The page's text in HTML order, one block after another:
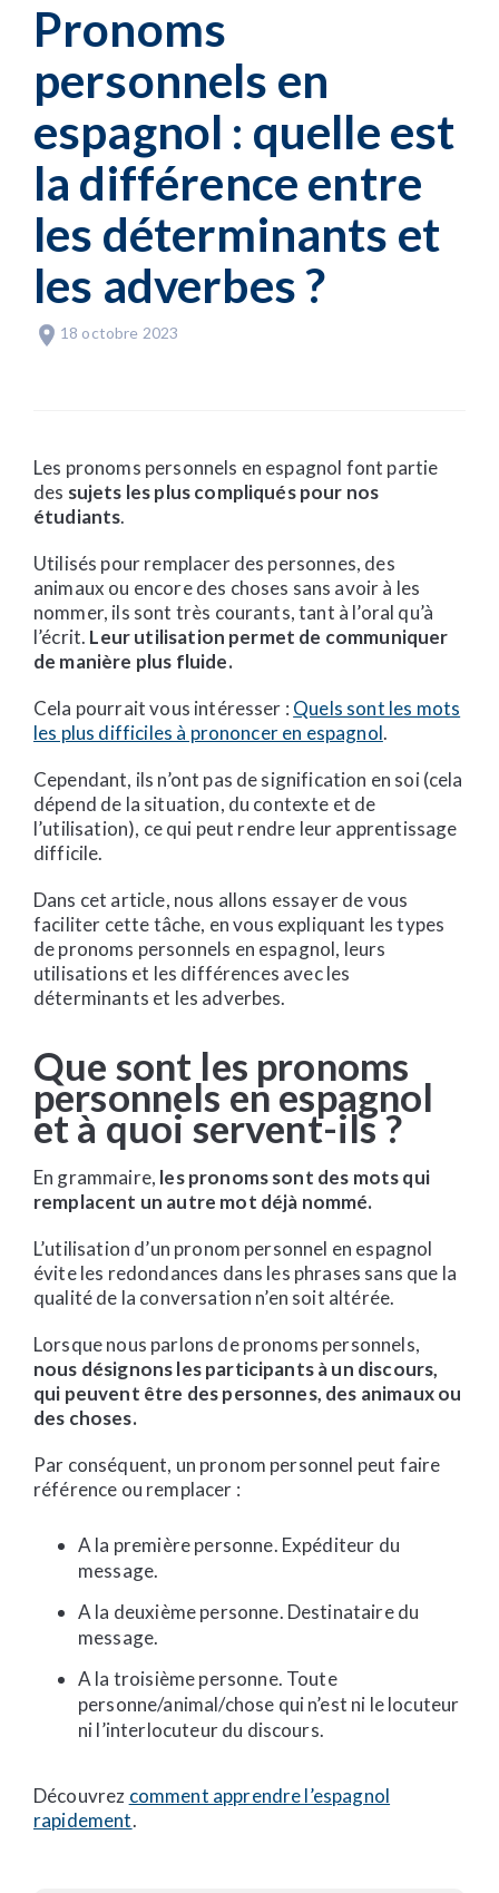
Pronoms
personnels en
espagnol : quelle est
la différence entre
les déterminants et
les adverbes ?
18 octobre 2023
Les pronoms personnels en espagnol font partie
des sujets les plus compliqués pour nos
étudiants.
Utilisés pour remplacer des personnes, des
animaux ou encore des choses sans avoir à les
nommer, ils sont très courants, tant à l’oral qu’à
l’écrit. Leur utilisation permet de communiquer
de manière plus fluide.
Cela pourrait vous intéresser : Quels sont les mots
les plus difficiles à prononcer en espagnol.
Cependant, ils n’ont pas de signification en soi (cela
dépend de la situation, du contexte et de
l’utilisation), ce qui peut rendre leur apprentissage
difficile.
Dans cet article, nous allons essayer de vous
faciliter cette tâche, en vous expliquant les types
de pronoms personnels en espagnol, leurs
utilisations et les différences avec les
déterminants et les adverbes.
Que sont les pronoms
personnels en espagnol
et à quoi servent-ils ?
En grammaire, les pronoms sont des mots qui
remplacent un autre mot déjà nommé.
L’utilisation d’un pronom personnel en espagnol
évite les redondances dans les phrases sans que la
qualité de la conversation n’en soit altérée.
Lorsque nous parlons de pronoms personnels,
nous désignons les participants à un discours,
qui peuvent être des personnes, des animaux ou
des choses.
Par conséquent, un pronom personnel peut faire
référence ou remplacer :
A la première personne. Expéditeur du
message.
A la deuxième personne. Destinataire du
message.
A la troisième personne. Toute
personne/animal/chose qui n’est ni le locuteur
ni l’interlocuteur du discours.
Découvrez comment apprendre l’espagnol
rapidement.